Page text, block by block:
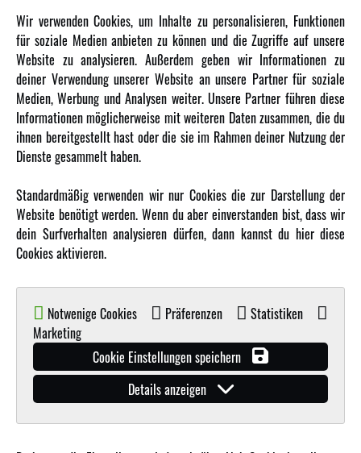
Newsletter
Über uns
Karriere
Amewi Kataloge
MEHR VON AMEWI
Amewi Construction - Nutzfahrzeuge
Malinos - Die kreative Seite von Amewi
Werden Sie Amewi Händler
© Copyright 2019 - 2026 Amewi Trade GmbH - Alle Rechte vorbehalten |Impressum| Der
Wir verwenden Cookies, um Inhalte zu personalisieren, Funktionen
für soziale Medien anbieten zu können und die Zugriffe auf unsere
Website zu analysieren. Außerdem geben wir Informationen zu
deiner Verwendung unserer Website an unsere Partner für soziale
Medien, Werbung und Analysen weiter. Unsere Partner führen diese
Informationen möglicherweise mit weiteren Daten zusammen, die du
ihnen bereitgestellt hast oder die sie im Rahmen deiner Nutzung der
Dienste gesammelt haben.
Standardmäßig verwenden wir nur Cookies die zur Darstellung der
Website benötigt werden. Wenn du aber einverstanden bist, dass wir
dein Surfverhalten analysieren dürfen, dann kannst du hier diese
Cookies aktivieren.
Notwenige Cookies Präferenzen
Statistiken
Marketing
Cookie Einstellungen speichern
Details anzeigen